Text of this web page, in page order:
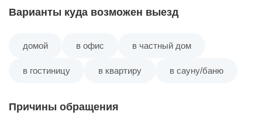
Варианты куда возможен выезд
домой в офис в частный дом
в гостиницу в квартиру в сауну/баню
Причины обращения